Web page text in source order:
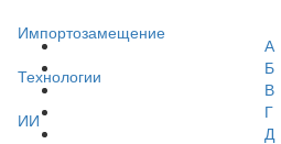
Импортозамещение
Технологии
ИИ
А
Б
В
Г
Д